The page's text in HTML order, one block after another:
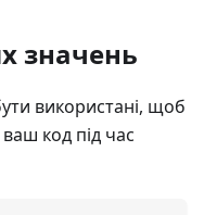
значень
використані, щоб
код під час